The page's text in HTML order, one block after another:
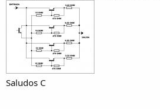
Saludos C